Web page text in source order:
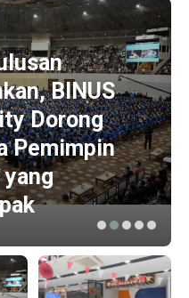
BINUS
Dorong
Pemimpin